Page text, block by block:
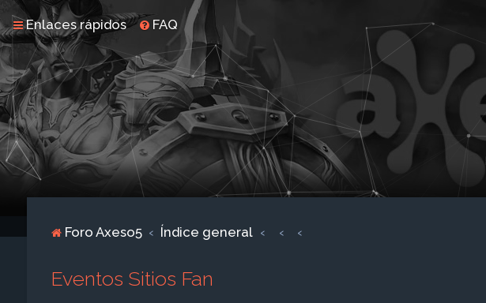
Enlaces rápidos FAQ
Foro Axeso5 Índice general
Eventos Sitios Fan